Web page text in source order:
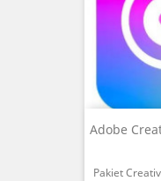
Adobe
Pakiet